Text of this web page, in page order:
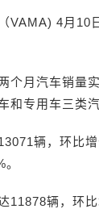
VAMA) 4月10
个月汽车销量
和专用车三类
辆，环比
11878辆，环